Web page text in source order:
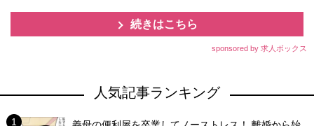
続きはこちら
sponsored by 求人ボックス
人気記事ランキング